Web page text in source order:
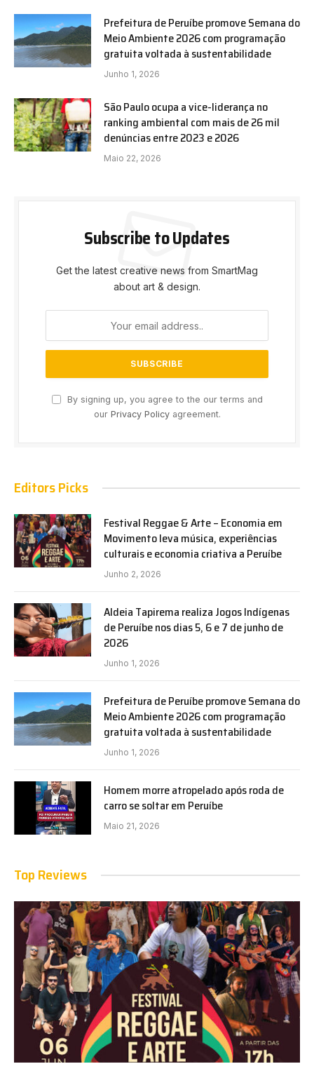
Prefeitura de Peruíbe promove Semana do
Meio Ambiente 2026 com programação
gratuita voltada à sustentabilidade
Junho 1, 2026
São Paulo ocupa a vice-liderança no
ranking ambiental com mais de 26 mil
denúncias entre 2023 e 2026
Maio 22, 2026
Subscribe to Updates
Get the latest creative news from SmartMag
about art & design.
By signing up, you agree to the our terms and
our Privacy Policyagreement.
Editors Picks
Festival Reggae & Arte – Economia em
Movimento leva música, experiências
culturais e economia criativa a Peruíbe
Junho 2, 2026
Aldeia Tapirema realiza Jogos Indígenas
de Peruíbe nos dias 5, 6 e 7 de junho de
2026
Junho 1, 2026
Prefeitura de Peruíbe promove Semana do
Meio Ambiente 2026 com programação
gratuita voltada à sustentabilidade
Junho 1, 2026
Homem morre atropelado após roda de
carro se soltar em Peruíbe
Maio 21, 2026
Top Reviews